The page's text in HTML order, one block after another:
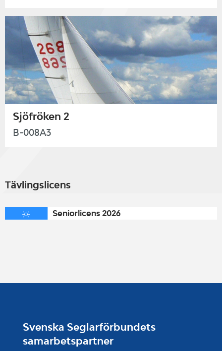
Sjöfröken 2
B-008A3
Tävlingslicens
Seniorlicens 2026
Svenska Seglarförbundets
samarbetspartner